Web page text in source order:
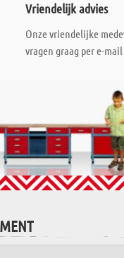
Vriendelijk advies
Onze vriendelijke
vragen graag per e-